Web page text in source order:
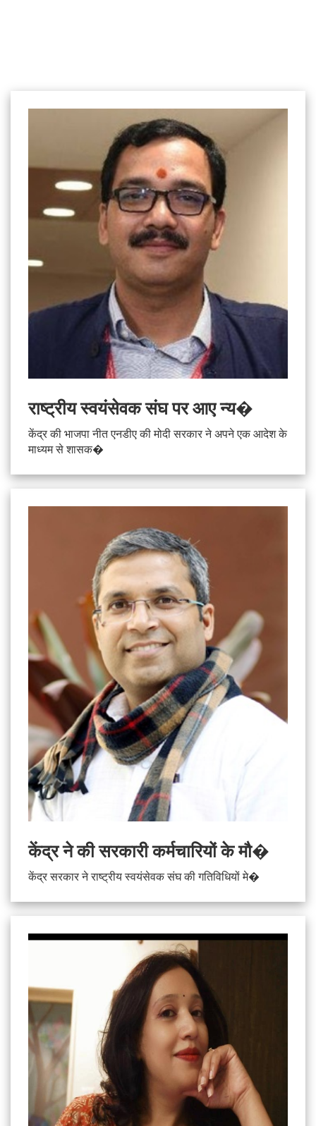
राष्‍ट्रीय स्‍वयंसेवक संघ पर आए न्‍य�
केंद्र की भाजपा नीत एनडीए की मोदी सरकार ने अपने एक आदेश के
माध्यम से शासक�
केंद्र ने की सरकारी कर्मचारियों के मौ�
केंद्र सरकार ने राष्ट्रीय स्वयंसेवक संघ की गतिविधियों मे�